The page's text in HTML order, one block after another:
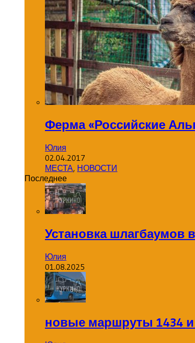
Ферма «Российские
Юлия
02.04.2017
МЕСТА, НОВОСТИ
Последнее
Установка шлагбаумов
Юлия
01.08.2025
новые маршруты 1434 и